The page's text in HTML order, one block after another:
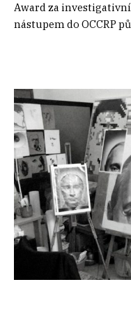
Award za
nástupem do OCCRP